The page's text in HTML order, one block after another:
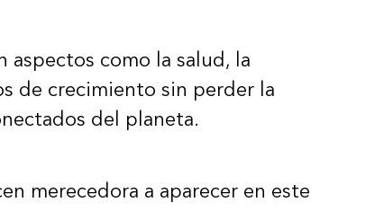
aspectos como la salud, la
de crecimiento sin perder la
del planeta.
merecedora a aparecer en este